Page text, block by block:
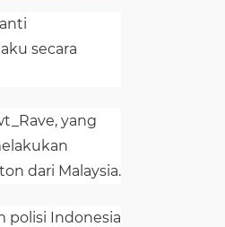
secara
yang
dari Malaysia.
polisi Indonesia